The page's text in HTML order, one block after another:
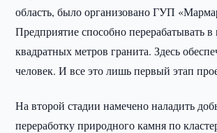
область, было организовано ГУП
Предприятие способно перерабатывать в
квадратных метров гранита. Здесь
человек. И все это лишь первый этап
На второй стадии намечено наладить
переработку природного камня по